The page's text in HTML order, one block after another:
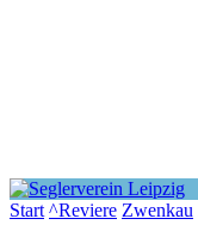
Start ^Reviere Zwenkau